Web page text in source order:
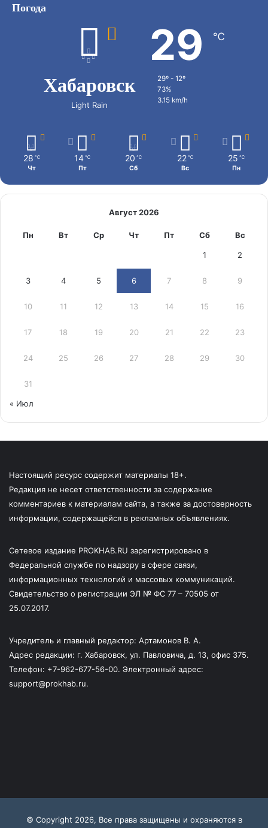
Погода
Хабаровск
Light Rain
29 ℃
29º - 12º
73%
3.15 km/h
28 ℃
Чт
14 ℃
Пт
20 ℃
Сб
22 ℃
Вс
25 ℃
Пн
Август 2026
Пн Вт Ср Чт Пт Сб Вс
1 2
3 4 5 6 7 8 9
10 11 12 13 14 15 16
17 18 19 20 21 22 23
24 25 26 27 28 29 30
31
« Июл
Настоящий ресурс содержит материалы 18+.
Редакция не несет ответственности за содержание
комментариев к материалам сайта, а также за достоверность
информации, содержащейся в рекламных объявлениях.
Сетевое издание PROKHAB.RU зарегистрировано в
Федеральной службе по надзору в сфере связи,
информационных технологий и массовых коммуникаций.
Свидетельство о регистрации ЭЛ № ФС 77 – 70505 от
25.07.2017.
Учредитель и главный редактор: Артамонов В. А.
Адрес редакции: г. Хабаровск, ул. Павловича, д. 13, офис 375.
Телефон: +7-962-677-56-00. Электронный адрес:
support@prokhab.ru.
© Copyright 2026, Все права защищены и охраняются в